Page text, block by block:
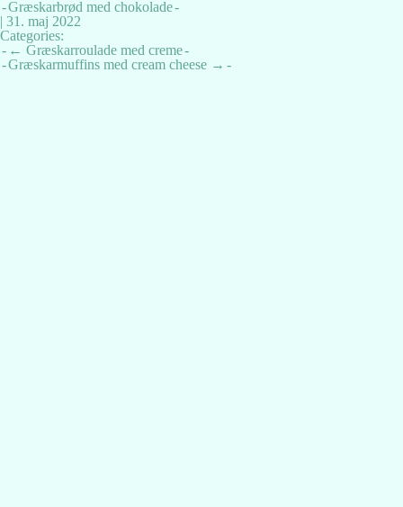
Græskarbrød med chokolade
| 31. maj 2022
Categories:
Indlægsnavigation
← Græskarroulade med creme
Græskarmuffins med cream cheese →